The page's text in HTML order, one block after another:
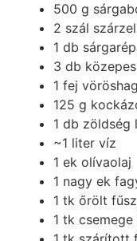
500 g
2 szál
1 db
3 db
1 fej
125 g
1 db zöldség
~1 liter víz
1 ek olívaolaj
1 nagy ek
1 tk őrölt
1 tk